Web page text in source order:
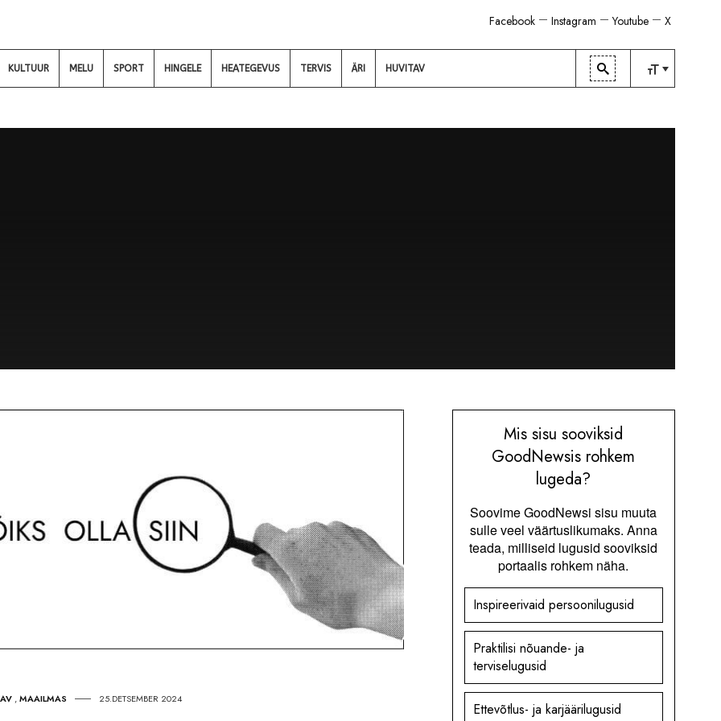
X
Youtube
Instagram
Facebook
KULTUUR MELU SPORT HINGELE HEATEGEVUS TERVIS ÄRI HUVITAV
KESKMINE
,MAAILMAS 25.DETSEMBER 2024
Mis sisu sooviksid
GoodNewsis rohkem
lugeda?
Soovime GoodNewsi sisu muuta
sulle veel väärtuslikumaks. Anna
teada, milliseid lugusid sooviksid
portaalis rohkem näha.
Inspireerivaid persoonilugusid
Praktilisi nõuande- ja
terviselugusid
Ettevõtlus- ja karjäärilugusid